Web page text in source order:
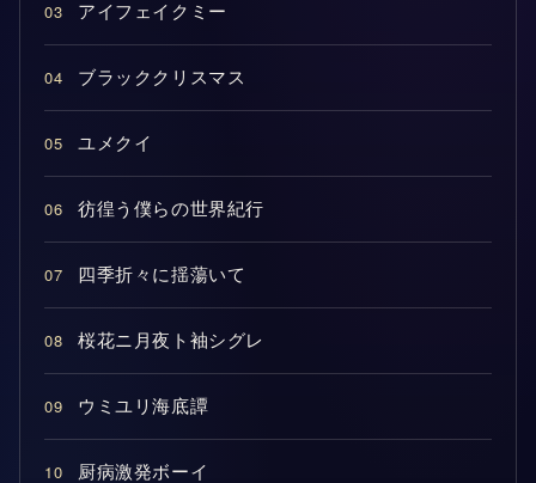
03 アイフェイクミー
04 ブラッククリスマス
05 ユメクイ
06 彷徨う僕らの世界紀行
07 四季折々に揺蕩いて
08 桜花ニ月夜ト袖シグレ
09 ウミユリ海底譚
10 厨病激発ボーイ